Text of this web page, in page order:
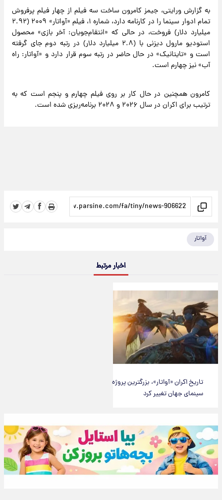
به گزارش ورایتی، جیمز کامرون ساخت سه فیلم از چهار فیلم پرفروش
تمام ادوار سینما را در کارنامه دارد، شماره ۱، فیلم «آواتار» ۲۰۰۹ (۲.۹۲
میلیارد دلار) فروخت، در حالی که «انتقام‌جویان: آخر بازی» محصول
استودیو مارول دیزنی با (۲.۸ میلیارد دلار) در رتبه دوم جای گرفته
است و «تایتانیک» در حال حاضر در رتبه سوم قرار دارد و «آواتار: راه
آب» نیز چهارم است.
کامرون همچنین در حال کار بر روی فیلم چهارم و پنجم است که به
ترتیب برای اکران در سال ۲۰۲۶ و ۲۰۲۸ برنامه‌ریزی شده است.
آواتار
اخبار مرتبط
تاریخ اکران «آواتار»، بزرگترین پروژه
سینمای جهان تغییر کرد